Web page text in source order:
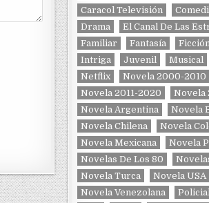
Caracol Televisión
Drama
El Canal De Las
Familiar
Fantasía
Intriga
Juvenil Musical
Netflix
Novela 2000-2010
Novela 2011-2020
Novela
Novela Argentina
Novela
Novela Chilena
Novela
Novela Mexicana
Novela
Novelas De Los 80
Novela Turca
Novela USA
Novela Venezolana